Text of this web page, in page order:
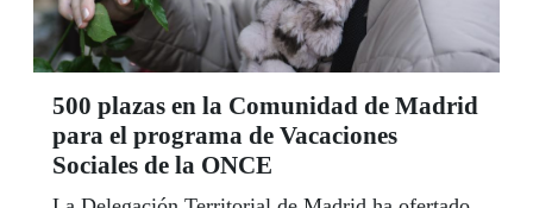
500 plazas en la Comunidad de Madrid
para el programa de Vacaciones
Sociales de la ONCE